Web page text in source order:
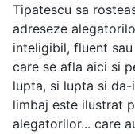
Tipatescu sa
adreseze
inteligibil, fluent
care se afla aici si
lupta, si lupta si
limbaj este ilustrat
alegatorilor... care